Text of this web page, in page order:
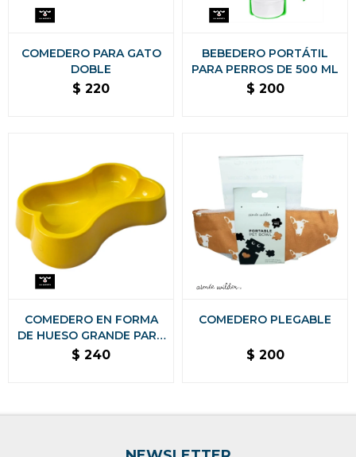
COMEDERO PARA GATO
DOBLE
$ 220
BEBEDERO PORTÁTIL
PARA PERROS DE 500 ML
$ 200
COMEDERO EN FORMA
DE HUESO GRANDE PARA
PERRO
$ 240
COMEDERO PLEGABLE
$ 200